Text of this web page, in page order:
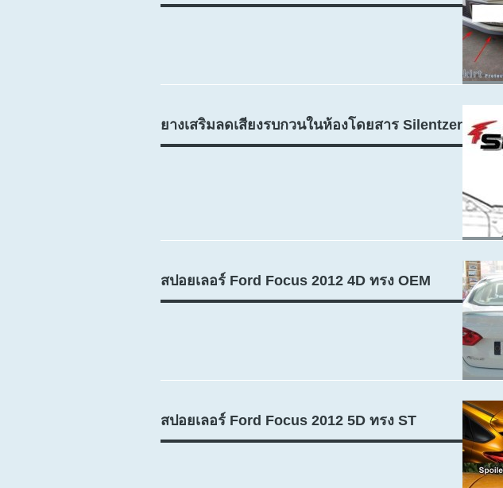
ยางเสริมลดเสียงรบกวนในห้องโดยสาร Silentzer
สปอยเลอร์ Ford Focus 2012 4D ทรง OEM
สปอยเลอร์ Ford Focus 2012 5D ทรง ST